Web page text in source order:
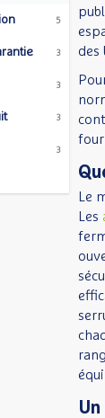
5
3
3
3
3
des
Le
Les